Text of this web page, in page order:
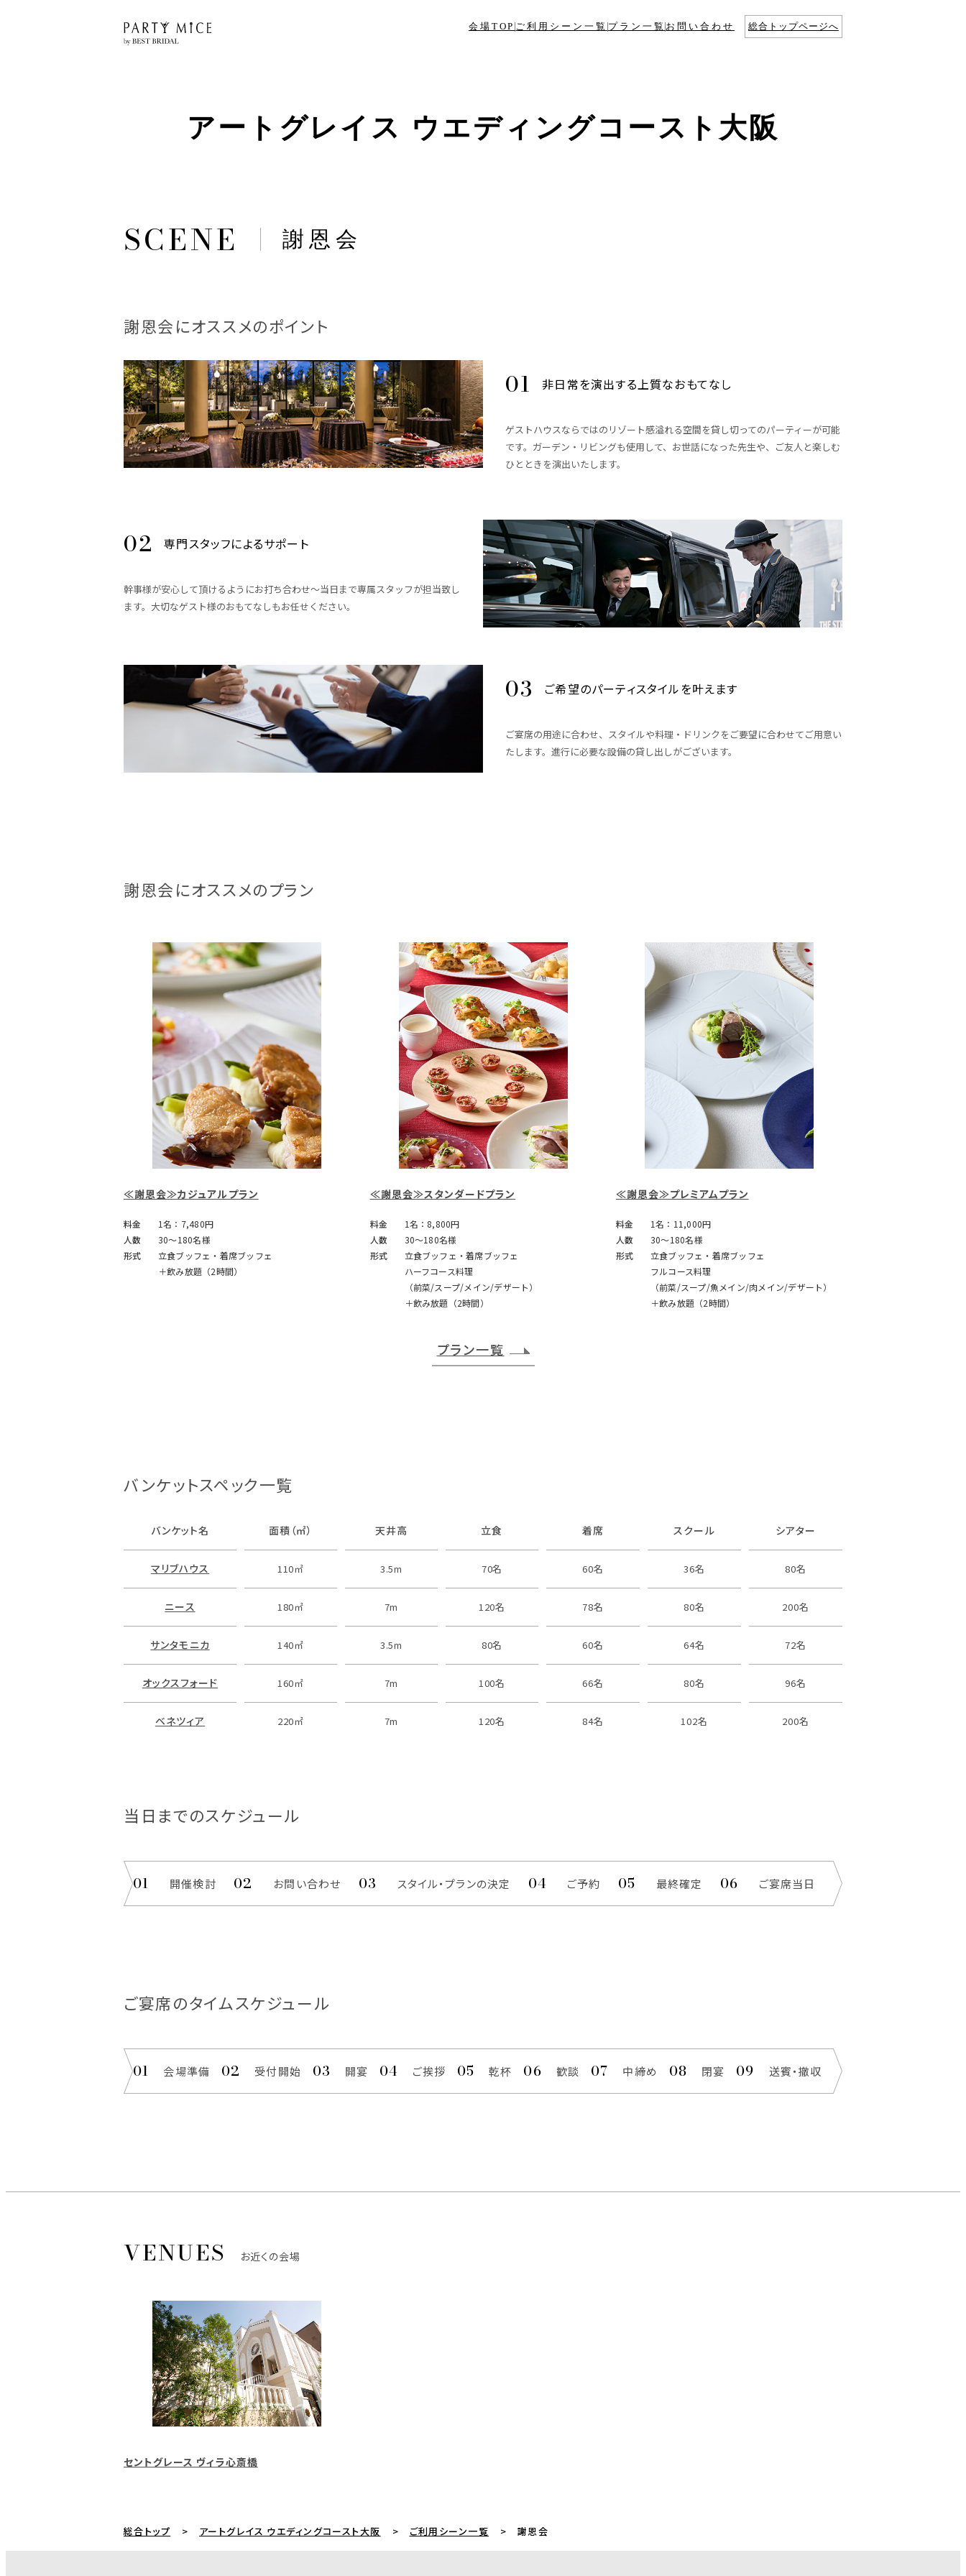
会場TOP ご利用シーン一覧 プラン一覧 お問い合わせ 総合トップページへ
アートグレイス ウエディングコースト大阪
謝恩会
謝恩会にオススメのポイント
非日常を演出する上質なおもてなし
ゲストハウスならではのリゾート感溢れる空間を貸し切ってのパーティーが可能
です。ガーデン・リビングも使用して、お世話になった先生や、ご友人と楽しむ
ひとときを演出いたします。
専門スタッフによるサポート
幹事様が安心して頂けるようにお打ち合わせ～当日まで専属スタッフが担当致し
ます。大切なゲスト様のおもてなしもお任せください。
ご希望のパーティスタイルを叶えます
ご宴席の用途に合わせ、スタイルや料理・ドリンクをご要望に合わせてご用意い
たします。進行に必要な設備の貸し出しがございます。
謝恩会にオススメのプラン
≪謝恩会≫カジュアルプラン
料金
1名：7,480円
人数
30～180名様
形式
立食ブッフェ・着席ブッフェ
＋飲み放題（2時間）
≪謝恩会≫スタンダードプラン
料金
1名：8,800円
人数
30～180名様
形式
立食ブッフェ・着席ブッフェ
ハーフコース料理
（前菜/スープ/メイン/デザート）
＋飲み放題（2時間）
≪謝恩会≫プレミアムプラン
料金
1名：11,000円
人数
30～180名様
形式
立食ブッフェ・着席ブッフェ
フルコース料理
（前菜/スープ/魚メイン/肉メイン/デザート）
＋飲み放題（2時間）
プラン一覧
バンケットスペック一覧
バンケット名 面積（㎡） 天井高 立食 着席 スクール シアター
マリブハウス 110㎡ 3.5m 70名 60名 36名 80名
ニース 180㎡ 7m 120名 78名 80名 200名
サンタモニカ 140㎡ 3.5m 80名 60名 64名 72名
オックスフォード 160㎡ 7m 100名 66名 80名 96名
ベネツィア 220㎡ 7m 120名 84名 102名 200名
当日までのスケジュール
開催検討 お問い合わせ スタイル・プランの決定 ご予約 最終確定 ご宴席当日
ご宴席のタイムスケジュール
会場準備 受付開始 開宴 ご挨拶 乾杯 歓談 中締め 閉宴 送賓・撤収
お近くの会場
セントグレース ヴィラ心斎橋
総合トップ アートグレイス ウエディングコースト大阪 ご利用シーン一覧 謝恩会